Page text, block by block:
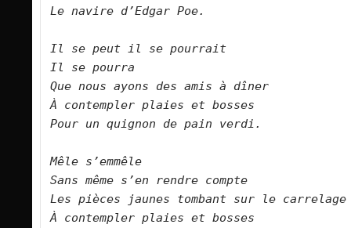
Le navire d’Edgar Poe.
Il se peut il se pourrait
Il se pourra
Que nous ayons des amis à dîner
À contempler plaies et bosses
Pour un quignon de pain verdi.
Mêle s’emmêle
Sans même s’en rendre compte
Les pièces jaunes tombant sur le carrelage
À contempler plaies et bosses